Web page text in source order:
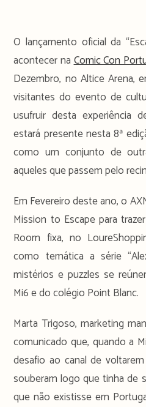
O lançamento oficial da
acontecer naComic Con
Dezembro, no Altice Arena,
visitantes do evento de
usufruir desta experiência
estará presente nesta 8ª
como um conjunto de
aqueles que passem pelo
Em Fevereiro deste ano, o
Mission to Escape para
Room fixa, no
como temática a série
mistérios e puzzles se
Mi6 e do colégio Point Blanc.
Marta Trigoso, marketing
comunicado que, quando a
desafio ao canal de
souberam logo que tinha de
que não existisse em